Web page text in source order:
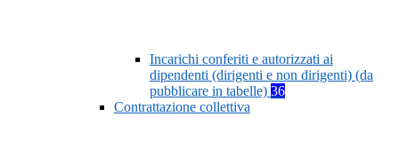
Incarichi conferiti e autorizzati ai
dipendenti (dirigenti e non dirigenti) (da
pubblicare in tabelle) 36
Contrattazione collettiva